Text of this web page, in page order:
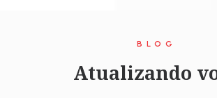
BLOG
Atualizando